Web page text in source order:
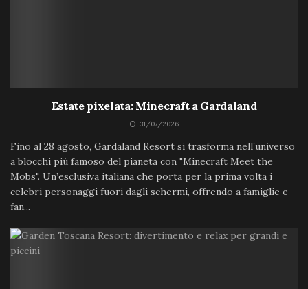
Estate pixelata: Minecraft a Gardaland
31/07/2026
Fino al 28 agosto, Gardaland Resort si trasforma nell’universo
a blocchi più famoso del pianeta con "Minecraft Meet the
Mobs". Un’esclusiva italiana che porta per la prima volta i
celebri personaggi fuori dagli schermi, offrendo a famiglie e
fan...